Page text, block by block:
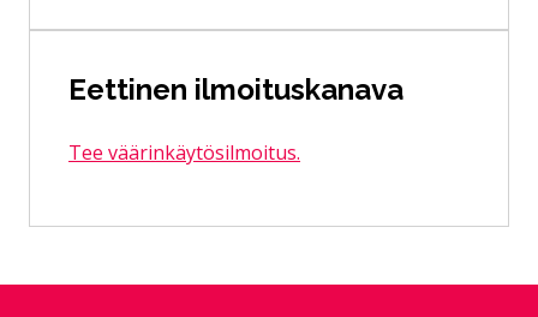
Eettinen ilmoituskanava
Tee väärinkäytösilmoitus.